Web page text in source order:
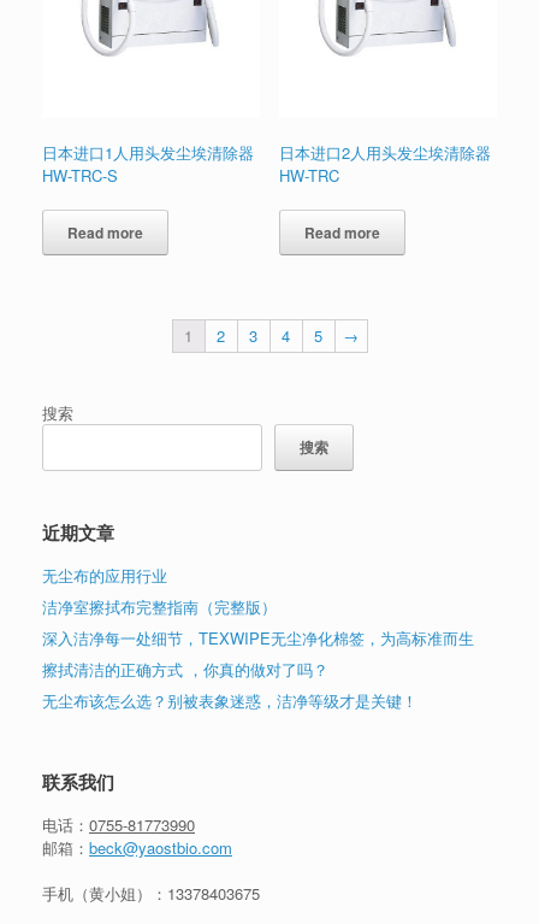
日本进口1人用头发尘埃清除器
HW-TRC-S
Read more
日本进口2人用头发尘埃清除器
HW-TRC
Read more
1 2 3 4 5 →
搜索
搜索
近期文章
无尘布的应用行业
洁净室擦拭布完整指南（完整版）
深入洁净每一处细节，TEXWIPE无尘净化棉签，为高标准而生
擦拭清洁的正确方式 ，你真的做对了吗？
无尘布该怎么选？别被表象迷惑，洁净等级才是关键！
联系我们
电话： 0755-81773990
邮箱： beck@yaostbio.com
手机（黄小姐）： 13378403675